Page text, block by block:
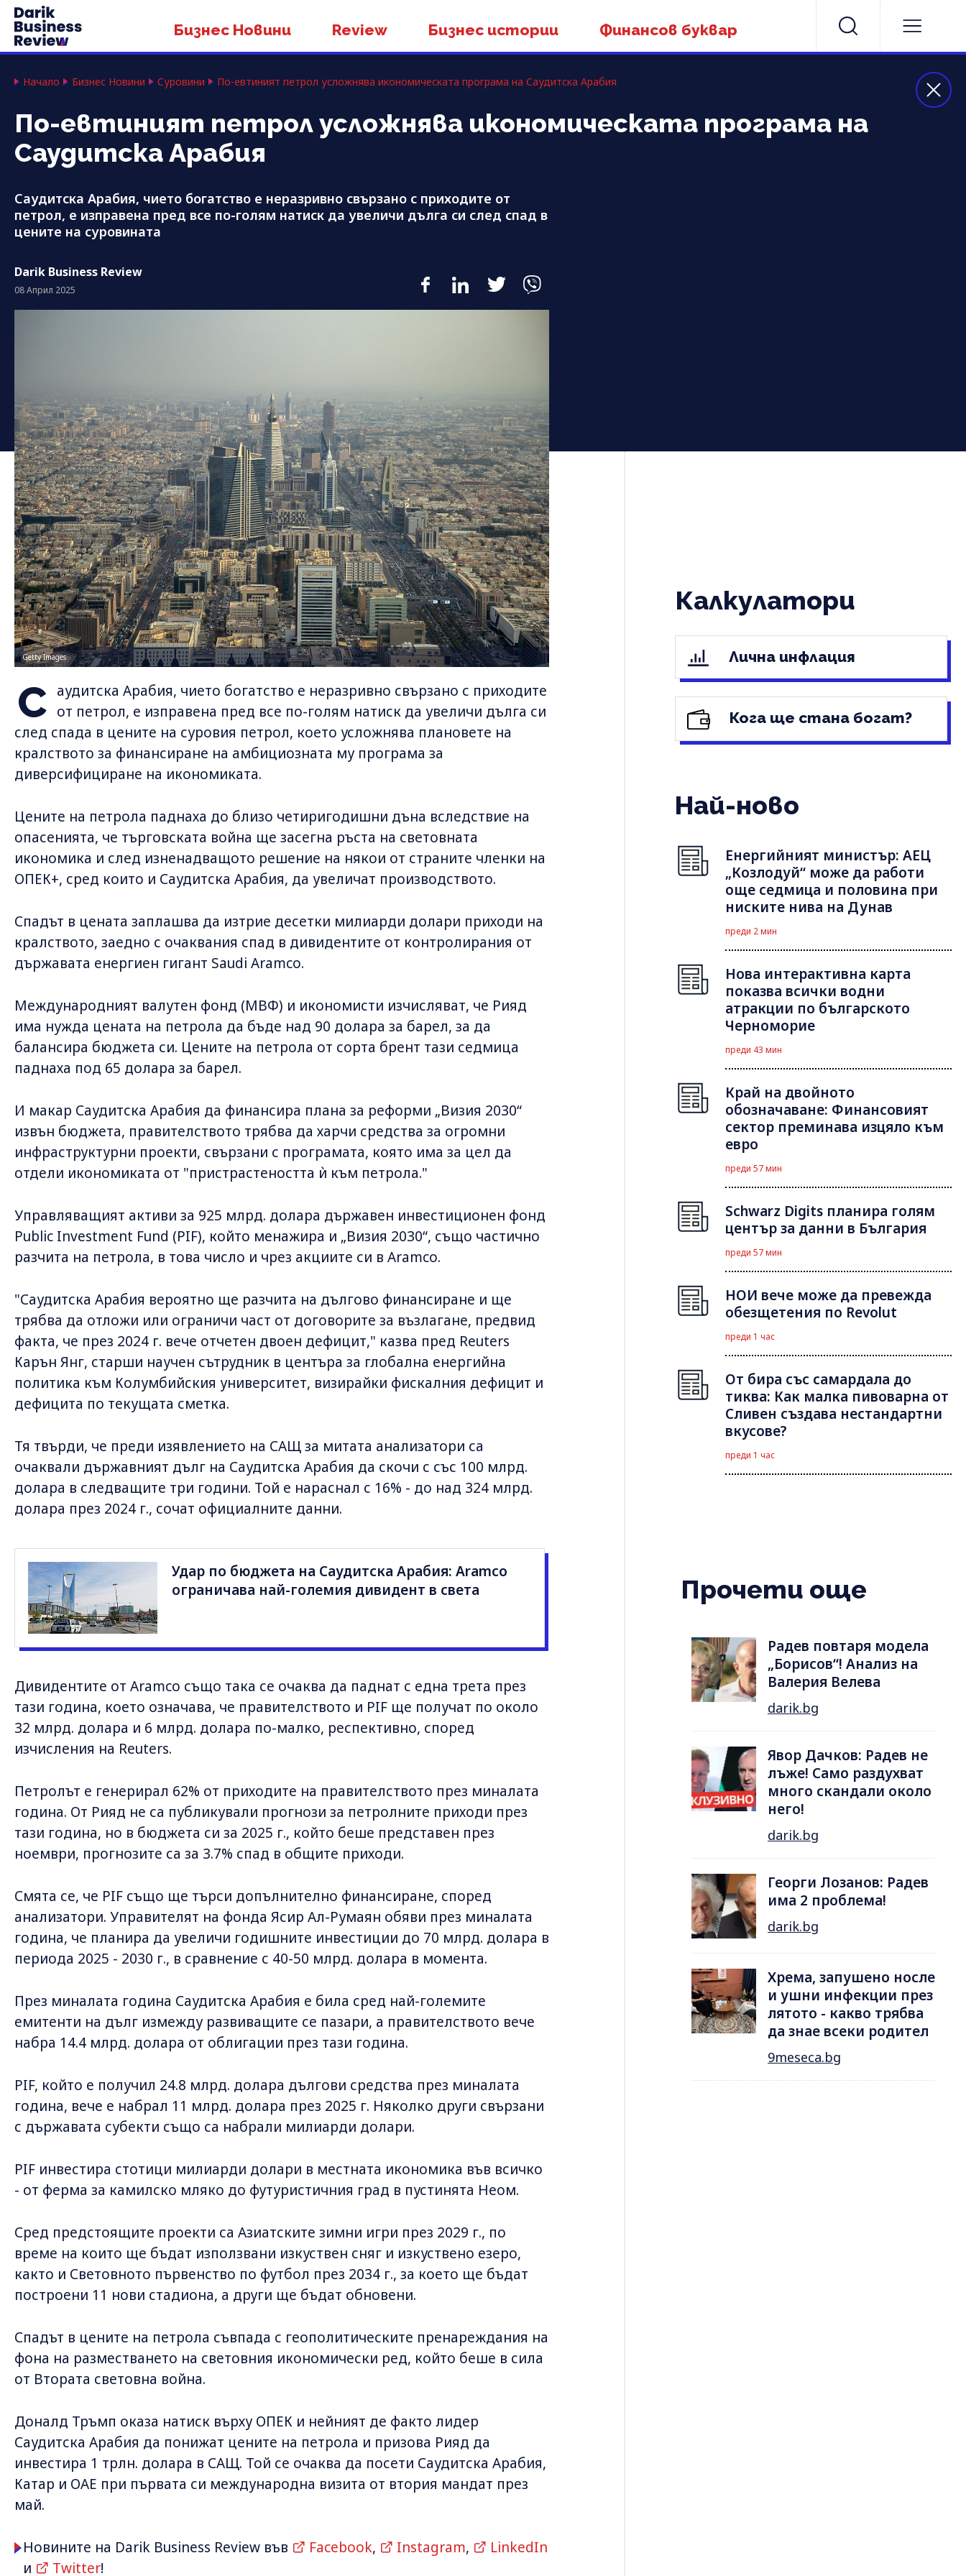
Бизнес Новини Review Бизнес истории Финансов буквар
Начало Бизнес Новини Суровини По-евтиният петрол усложнява икономическата програма на Саудитска Арабия
По-евтиният петрол усложнява икономическата програма на
Саудитска Арабия
Саудитска Арабия, чието богатство е неразривно свързано с приходите от
петрол, е изправена пред все по-голям натиск да увеличи дълга си след спад в
цените на суровината
Darik Business Review
08 Април 2025
Getty Images
С аудитска Арабия, чието богатство е неразривно свързано с приходите
от петрол, е изправена пред все по-голям натиск да увеличи дълга си
след спада в цените на суровия петрол, което усложнява плановете на
кралството за финансиране на амбициозната му програма за
диверсифициране на икономиката.
Цените на петрола паднаха до близо четиригодишни дъна вследствие на
опасенията, че търговската война ще засегна ръста на световната
икономика и след изненадващото решение на някои от страните членки на
ОПЕК+, сред които и Саудитска Арабия, да увеличат производството.
Спадът в цената заплашва да изтрие десетки милиарди долари приходи на
кралството, заедно с очаквания спад в дивидентите от контролирания от
държавата енергиен гигант Saudi Aramco.
Международният валутен фонд (МВФ) и икономисти изчисляват, че Рияд
има нужда цената на петрола да бъде над 90 долара за барел, за да
балансира бюджета си. Цените на петрола от сорта брент тази седмица
паднаха под 65 долара за барел.
И макар Саудитска Арабия да финансира плана за реформи „Визия 2030“
извън бюджета, правителството трябва да харчи средства за огромни
инфраструктурни проекти, свързани с програмата, която има за цел да
отдели икономиката от "пристрастеността ѝ към петрола."
Управляващият активи за 925 млрд. долара държавен инвестиционен фонд
Public Investment Fund (PIF), който менажира и „Визия 2030“, също частично
разчита на петрола, в това число и чрез акциите си в Aramco.
"Саудитска Арабия вероятно ще разчита на дългово финансиране и ще
трябва да отложи или ограничи част от договорите за възлагане, предвид
факта, че през 2024 г. вече отчетен двоен дефицит," казва пред Reuters
Карън Янг, старши научен сътрудник в центъра за глобална енергийна
политика към Колумбийския университет, визирайки фискалния дефицит и
дефицита по текущата сметка.
Тя твърди, че преди изявлението на САЩ за митата анализатори са
очаквали държавният дълг на Саудитска Арабия да скочи с със 100 млрд.
долара в следващите три години. Той е нараснал с 16% - до над 324 млрд.
долара през 2024 г., сочат официалните данни.
Удар по бюджета на Саудитска Арабия: Aramco
ограничава най-големия дивидент в света
Дивидентите от Aramco също така се очаква да паднат с една трета през
тази година, което означава, че правителството и PIF ще получат по около
32 млрд. долара и 6 млрд. долара по-малко, респективно, според
изчисления на Reuters.
Петролът е генерирал 62% от приходите на правителството през миналата
година. От Рияд не са публикували прогнози за петролните приходи през
тази година, но в бюджета си за 2025 г., който беше представен през
ноември, прогнозите са за 3.7% спад в общите приходи.
Смята се, че PIF също ще търси допълнително финансиране, според
анализатори. Управителят на фонда Ясир Ал-Румаян обяви през миналата
година, че планира да увеличи годишните инвестиции до 70 млрд. долара в
периода 2025 - 2030 г., в сравнение с 40-50 млрд. долара в момента.
През миналата година Саудитска Арабия е била сред най-големите
емитенти на дълг измежду развиващите се пазари, а правителството вече
набра 14.4 млрд. долара от облигации през тази година.
PIF, който е получил 24.8 млрд. долара дългови средства през миналата
година, вече е набрал 11 млрд. долара през 2025 г. Няколко други свързани
с държавата субекти също са набрали милиарди долари.
PIF инвестира стотици милиарди долари в местната икономика във всичко
- от ферма за камилско мляко до футуристичния град в пустинята Неом.
Сред предстоящите проекти са Азиатските зимни игри през 2029 г., по
време на които ще бъдат използвани изкуствен сняг и изкуствено езеро,
както и Световното първенство по футбол през 2034 г., за което ще бъдат
построени 11 нови стадиона, а други ще бъдат обновени.
Спадът в цените на петрола съвпада с геополитическите пренареждания на
фона на разместването на световния икономически ред, който беше в сила
от Втората световна война.
Доналд Тръмп оказа натиск върху ОПЕК и нейният де факто лидер
Саудитска Арабия да понижат цените на петрола и призова Рияд да
инвестира 1 трлн. долара в САЩ. Той се очаква да посети Саудитска Арабия,
Катар и ОАЕ при първата си международна визита от втория мандат през
май.
Новините на Darik Business Review във Facebook, Instagram,
LinkedIn
и
Twitter!
Калкулатори
Лична инфлация
Кога ще стана богат?
Най-ново
Енергийният министър: АЕЦ
„Козлодуй“ може да работи
още седмица и половина при
ниските нива на Дунав
преди 2 мин
Нова интерактивна карта
показва всички водни
атракции по българското
Черноморие
преди 43 мин
Край на двойното
обозначаване: Финансовият
сектор преминава изцяло към
евро
преди 57 мин
Schwarz Digits планира голям
център за данни в България
преди 57 мин
НОИ вече може да превежда
обезщетения по Revolut
преди 1 час
От бира със самардала до
тиква: Как малка пивоварна от
Сливен създава нестандартни
вкусове?
преди 1 час
Прочети още
Радев повтаря модела
„Борисов“! Анализ на
Валерия Велева
darik.bg
Явор Дачков: Радев не
лъже! Само раздухват
много скандали около
него!
darik.bg
Георги Лозанов: Радев
има 2 проблема!
darik.bg
Хрема, запушено носле
и ушни инфекции през
лятотo - какво трябва
да знае всеки родител
9meseca.bg